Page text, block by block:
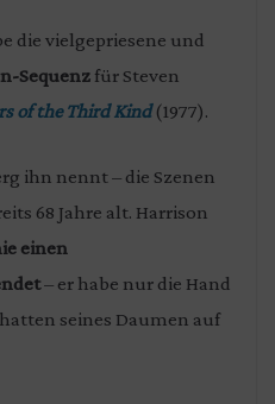
die vielgepriesene und
Sequenz für Steven
of the Third Kind(1977).
ihn nennt – die Szenen
68 Jahre alt. Harrison
einen
– er habe nur die Hand
seines Daumen auf